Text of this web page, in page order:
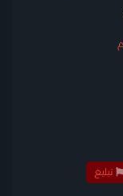
تبليغ